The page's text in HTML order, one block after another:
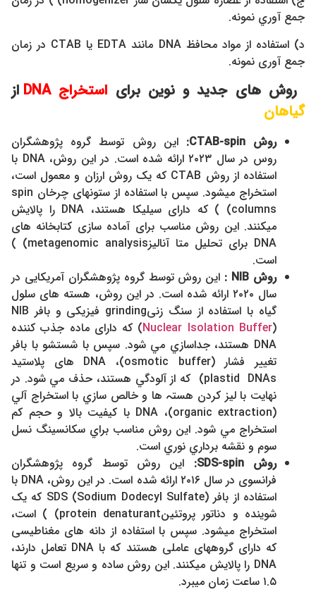
جمع آوري نمونه.
د) استفاده از مواد محافظ DNA مانند EDTA یا CTAB در زمان
جمع آوری نمونه.
روش های جدید و نوین برای استخراجDNA از
گیاهان
روش CTAB-spin:
این روش توسط گروه پژوهشگران
روس در سال ۲۰۲۳ ارائه شده است. در این روش، DNA با
استفاده از روش CTAB که یک روش ارزان و معمول است،
استخراج میشود. سپس با استفاده از ستونهای چرخان spin
columns) ) که دارای سیلیکا هستند، DNA را پالایش
میکنند. این روش مناسب برای آماده سازی کتابخانه های
DNA برای تحلیل متا آنالیزmetagenomic analysis) )
است.
روش NIB :
این روش توسط گروه پژوهشگران آمریکایی در
سال ۲۰۲۰ ارائه شده است. در این روش، هسته های سلول
گیاه با استفاده از سنگ زنیgrinding فیزیکی و بافر NIB
(Nuclear Isolation Buffer ) که دارای ماده جذب کننده
DNA هستند، جداسازي مي شود. سپس با شستشو با بافر
تغيير فشار (osmotic buffer)، DNA های پلاستید
plastid DNAs) که از آلودگي هستند، حذف مي شود. در
نهايت با ليز كردن هستہ ها و خالص سازي با استخراج آلي
(organic extraction)، DNA با كيفيت بالا و حجم كم
استخراج مي شود. اين روش مناسب براي سكانسينگ نسل
سوم و نقشه برداري نوري است.
روش SDS-spin:
این روش توسط گروه پژوهشگران
فرانسوی در سال ۲۰۱۶ ارائه شده است. در این روش، DNA با
استفاده از بافر SDS (Sodium Dodecyl Sulfate) که یک
شوینده و دناتور پروتئینprotein denaturant) ) است،
استخراج میشود. سپس با استفاده از دانه های مغناطیسی
که دارای گروههای عاملی هستند که با DNA تعامل دارند،
DNA را پالایش میکنند. این روش ساده و سریع است و تنها
۱.۵ ساعت زمان میبرد.